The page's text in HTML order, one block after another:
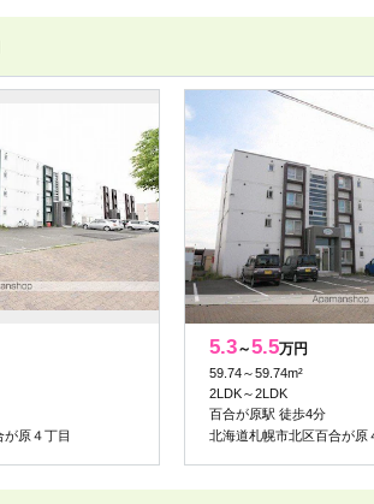
原４丁目
5.3～5.5万円
59.74～59.74m²
2LDK～2LDK
百合が原駅 徒歩4分
北海道札幌市北区百合が原